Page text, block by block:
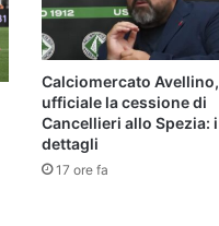
Calciomercato Avellino,
ufficiale la cessione di
Cancellieri allo Spezia: i
dettagli
17 ore fa